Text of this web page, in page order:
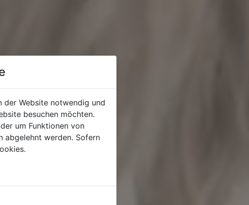
der Website notwendig und
besuchen möchten.
um Funktionen von
abgelehnt werden. Sofern